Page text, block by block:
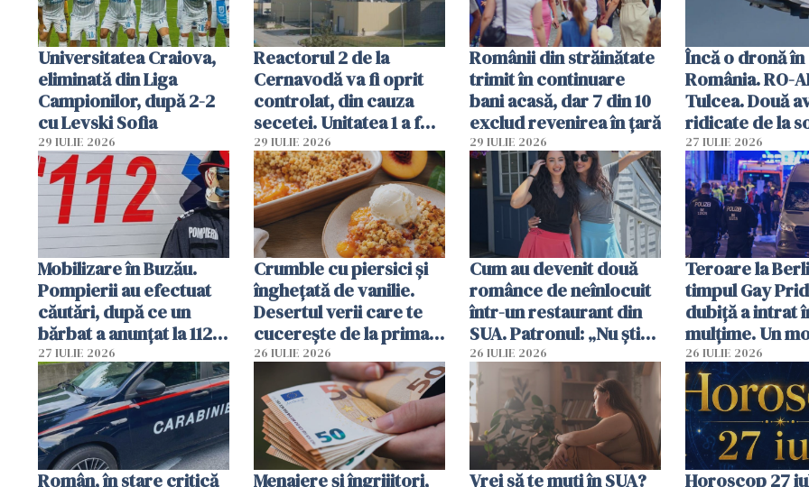
Universitatea Craiova,
eliminată din Liga
Campionilor, după 2-2
cu Levski Sofia
29 IULIE 2026
Reactorul 2 de la
Cernavodă va fi oprit
controlat, din cauza
secetei. Unitatea 1 a fost
deja oprită
29 IULIE 2026
Românii din străinătate
trimit în continuare
bani acasă, dar 7 din 10
exclud revenirea în țară
29 IULIE 2026
Încă o dronă în
România. RO-
Tulcea. Două
ridicate de la
27 IULIE 2026
Mobilizare în Buzău.
Pompierii au efectuat
căutări, după ce un
bărbat a anunțat la 112
că a văzut un obiect
luminos
27 IULIE 2026
Crumble cu piersici și
înghețată de vanilie.
Desertul verii care te
cucerește de la prima
lingură
26 IULIE 2026
Cum au devenit două
românce de neînlocuit
într-un restaurant din
SUA. Patronul: „Nu știu
ce o să mă fac fără voi”
26 IULIE 2026
Teroare la
timpul Gay
dubiță a intrat
mulțime. Un
răniți
26 IULIE 2026
Român, în stare critică Menajere și îngrijitori, Vrei să te muți în SUA? Horoscop 27